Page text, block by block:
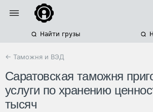
Найти грузы
← Таможня и ВЭД
Саратовская таможня
услуги по хранению
тысяч